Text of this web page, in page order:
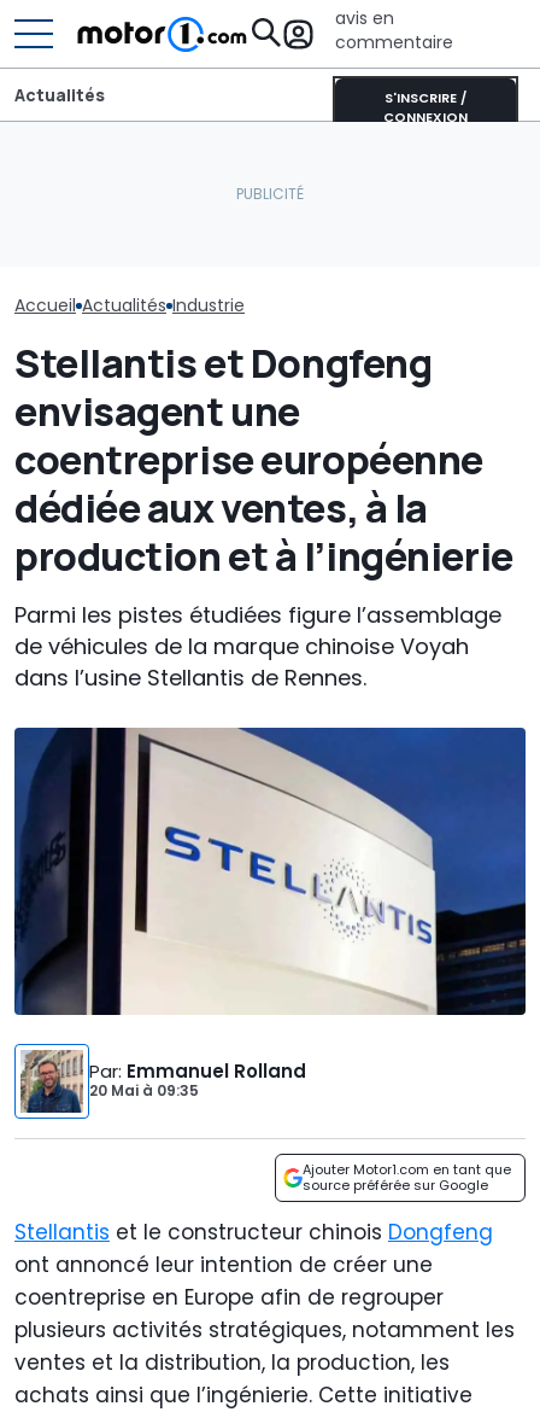
avis en
commentaire
S'INSCRIRE /
CONNEXION
Actualités
Accueil Actualités Industrie
Stellantis et Dongfeng
envisagent une
coentreprise européenne
dédiée aux ventes, à la
production et à l’ingénierie
Parmi les pistes étudiées figure l’assemblage
de véhicules de la marque chinoise Voyah
dans l’usine Stellantis de Rennes.
Par: Emmanuel Rolland
20 Mai à 09:35
Ajouter Motor1.com en tant que
source préférée sur Google
Stellantis et le constructeur chinois Dongfeng
ont annoncé leur intention de créer une
coentreprise en Europe afin de regrouper
plusieurs activités stratégiques, notamment les
ventes et la distribution, la production, les
achats ainsi que l’ingénierie. Cette initiative